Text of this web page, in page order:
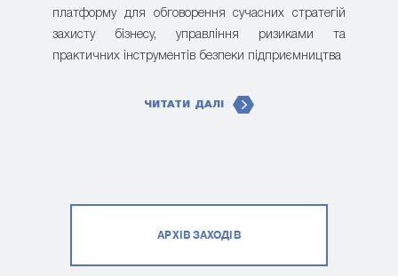
платформу для обговорення сучасних стратегій
захисту бізнесу, управління ризиками та
практичних інструментів безпеки підприємництва
ЧИТАТИ ДАЛІ
АРХІВ ЗАХОДІВ